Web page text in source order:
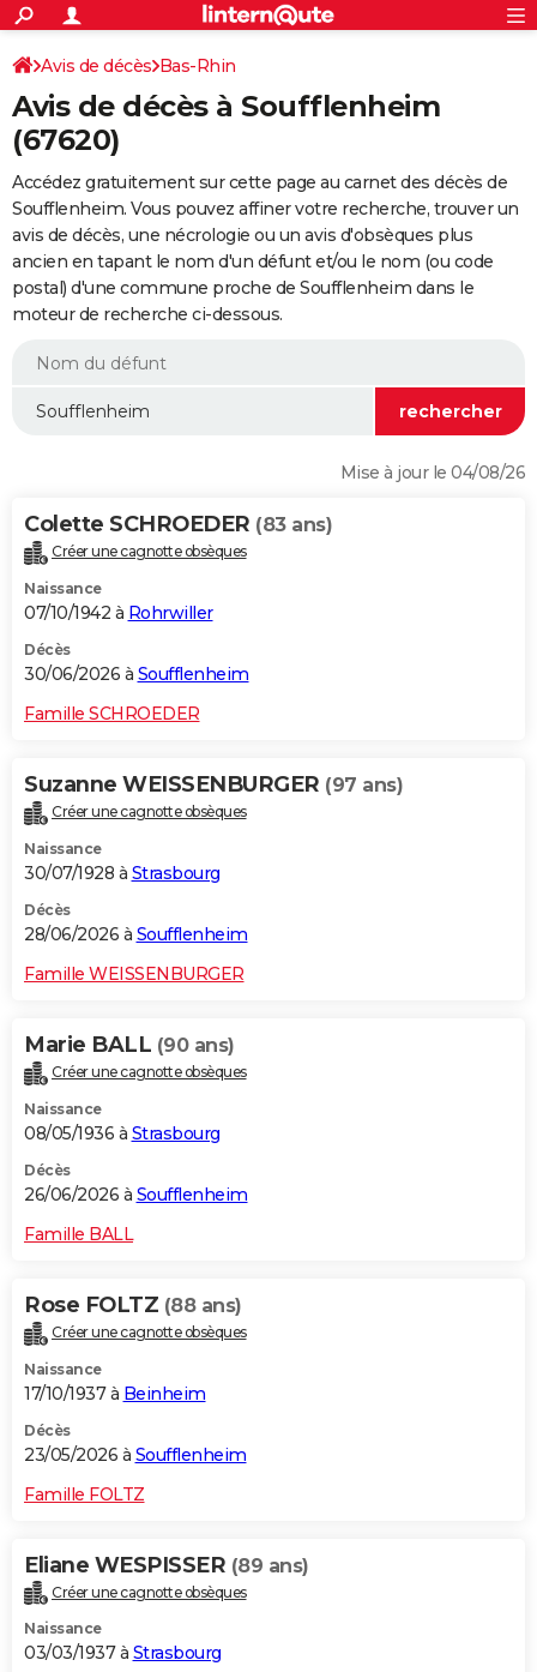
ACTUALITÉS
Politique
Société
Faits Divers
Education
Monde
Villes
+
SPORT
Coupe du monde 2026
Football
Tennis
Cyclisme
Rugby
Forum
FINANCE
Retraite
Impôts
Epargne
Immobilier
Risques naturels par ville
Banque
Assurance
Crédit
Essais
Réserver un essai
Citadines
Berlines
SUV
Forum auto
+
HIGH-TECH
Mobiles
Meilleur smartphone
Internet
Ordinateurs
Jeux vidéo
Guide high-tech
+BRICOLAGE
Forum
Aménagement intérieur
Extérieur
Cuisine
Salle de bains
Jardinage
Rangement
WEEK-END
Guides de France
Escapades
Patrimoine
Expositions
Musées
Week-end nature
LIFESTYLE
Alimentation
Guide de la santé
Maladies
Médicaments
Sommeil
VOYAGE
Destinations
City break
Voyage nature
Voyage de noces
Forum
Climat
+PHOTO
GUIDES D'ACHAT
BONS PLANS
CARTE DE VOEUX
Dictionnaire
Biographies
Citations
Expressions
Proverbes
PROGRAMME TV
COPAINS D'AVANT
S'inscrire
Se connecter
Lycées
Collèges
Primaires
Universités
Entreprises
Service militaire
Avis de recherche
AVIS DE DÉCÈS
Connexion
Avis de décès Bas-Rhin
Avis de décès à Soufflenheim
(67620)
Accédez gratuitement sur cette page au carnet des décès de
Soufflenheim. Vous pouvez affiner votre recherche, trouver un
avis de décès, une nécrologie ou un avis d'obsèques plus
ancien en tapant le nom d'un défunt et/ou le nom (ou code
postal) d'une commune proche de Soufflenheim dans le
moteur de recherche ci-dessous.
Mise à jour le 04/08/26
Colette SCHROEDER (83 ans)
Créer une cagnotte obsèques
Naissance
07/10/1942 à Rohrwiller
Décès
30/06/2026 à Soufflenheim
Famille SCHROEDER
Suzanne WEISSENBURGER (97 ans)
Créer une cagnotte obsèques
Naissance
30/07/1928 à Strasbourg
Décès
28/06/2026 à Soufflenheim
Famille WEISSENBURGER
Marie BALL (90 ans)
Créer une cagnotte obsèques
Naissance
08/05/1936 à Strasbourg
Décès
26/06/2026 à Soufflenheim
Famille BALL
Rose FOLTZ (88 ans)
Créer une cagnotte obsèques
Naissance
17/10/1937 à Beinheim
Décès
23/05/2026 à Soufflenheim
Famille FOLTZ
Eliane WESPISSER (89 ans)
Créer une cagnotte obsèques
Naissance
03/03/1937 à Strasbourg